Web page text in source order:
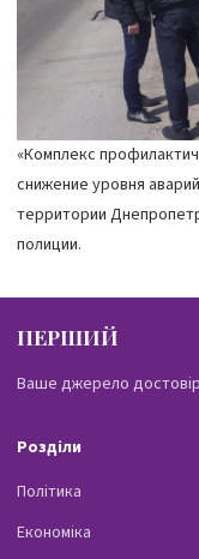
«Комплекс
снижение уровня
территории
полиции.
ПЕРШИЙ
Ваше джерело
Розділи
Політика
Економіка